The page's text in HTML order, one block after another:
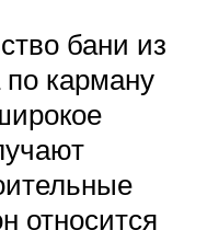
бани из
по карману
относится